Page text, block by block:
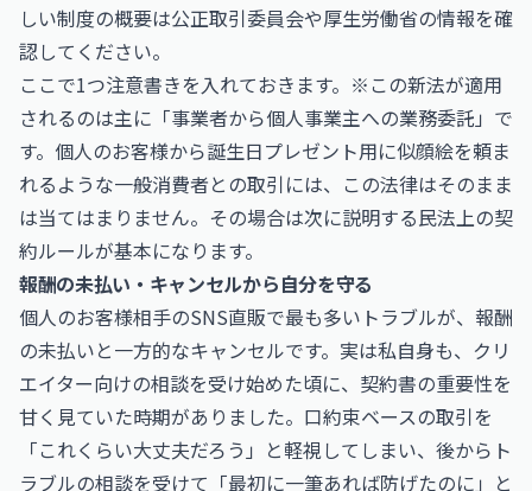
しい制度の概要は公正取引委員会や厚生労働省の情報を確
認してください。
ここで1つ注意書きを入れておきます。※この新法が適用
されるのは主に「事業者から個人事業主への業務委託」で
す。個人のお客様から誕生日プレゼント用に似顔絵を頼ま
れるような一般消費者との取引には、この法律はそのまま
は当てはまりません。その場合は次に説明する民法上の契
約ルールが基本になります。
報酬の未払い・キャンセルから自分を守る
個人のお客様相手のSNS直販で最も多いトラブルが、報酬
の未払いと一方的なキャンセルです。実は私自身も、クリ
エイター向けの相談を受け始めた頃に、契約書の重要性を
甘く見ていた時期がありました。口約束ベースの取引を
「これくらい大丈夫だろう」と軽視してしまい、後からト
ラブルの相談を受けて「最初に一筆あれば防げたのに」と